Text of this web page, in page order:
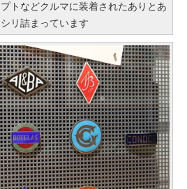
トなどクルマに装着されたありとあ
リ詰まっています